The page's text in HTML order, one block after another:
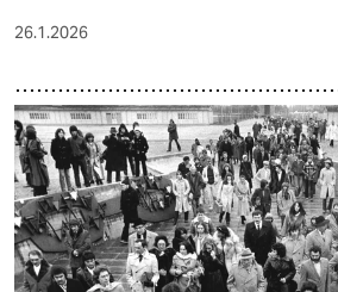
26.1.2026